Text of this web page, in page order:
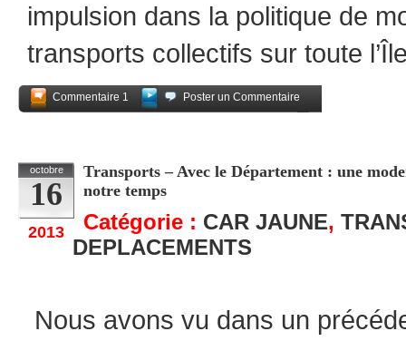
impulsion dans la politique de
transports collectifs sur toute
Commentaire 1
Poster un Commentaire
octobre
16
2013
Transports – Avec le Département : une
notre temps
Catégorie : CAR JAUNE,
DEPLACEMENTS
Nous avons vu dans un